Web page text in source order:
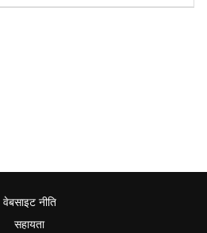
वेबसाइट नीति
सहायता